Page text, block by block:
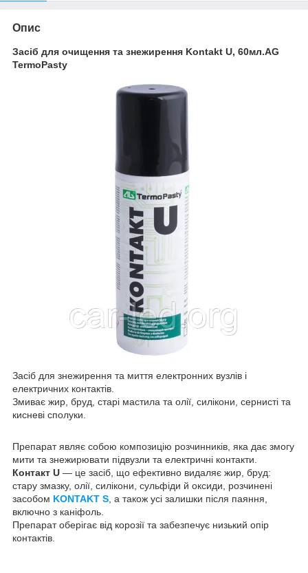
Опис
Засіб для очищення та знежирення Kontakt U, 60мл.AG
TermoPasty
Засіб для знежирення та миття електронних вузлів і
електричних контактів.
Змиває жир, бруд, старі мастила та олії, силікони, сернисті та
кисневі сполуки.
Препарат являє собою композицію розчинників, яка дає змогу
мити та знежирювати підвузли та електричні контакти.
Контакт U — це засіб, що ефективно видаляє жир, бруд:
стару змазку, олії, силікони, сульфіди й оксиди, розчинені
засобом KONTAKT S , а також усі залишки після паяння,
включно з каніфоль.
Препарат оберігає від корозії та забезпечує низький опір
контактів.